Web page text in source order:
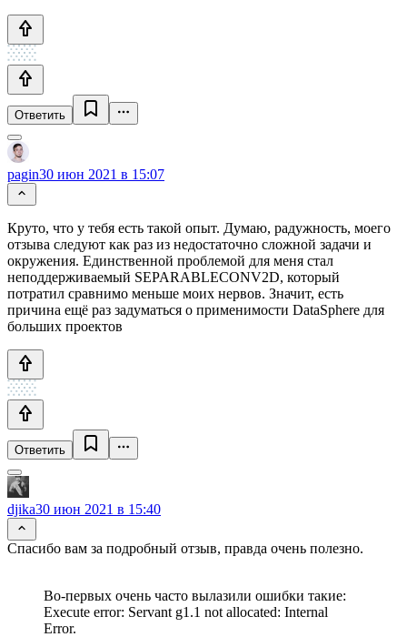
Ответить
pagin30 июн 2021 в 15:07
Круто, что у тебя есть такой опыт. Думаю, радужность, моего
отзыва следуют как раз из недостаточно сложной задачи и
окружения. Единственной проблемой для меня стал
неподдерживаемый SEPARABLECONV2D, который
потратил сравнимо меньше моих нервов. Значит, есть
причина ещё раз задуматься о применимости DataSphere для
больших проектов
Ответить
djika30 июн 2021 в 15:40
Спасибо вам за подробный отзыв, правда очень полезно.
Во-первых очень часто вылазили ошибки такие:
Execute error: Servant g1.1 not allocated: Internal
Error.